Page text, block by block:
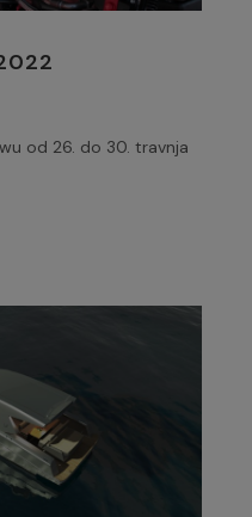
od 26. do 30. travnja